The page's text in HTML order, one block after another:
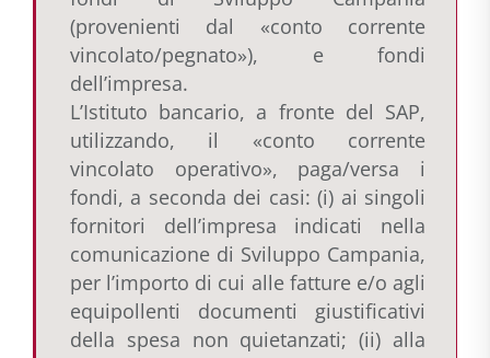
(provenienti dal «conto corrente
vincolato/pegnato»), e fondi
dell’impresa.
L’Istituto bancario, a fronte del SAP,
utilizzando, il «conto corrente
vincolato operativo», paga/versa i
fondi, a seconda dei casi: (i) ai singoli
fornitori dell’impresa indicati nella
comunicazione di Sviluppo Campania,
per l’importo di cui alle fatture e/o agli
equipollenti documenti giustificativi
della spesa non quietanzati; (ii) alla